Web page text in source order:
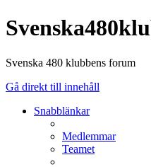
Svenska 480 klubbens forum
Gå direkt till innehåll
Snabblänkar
Medlemmar
Teamet